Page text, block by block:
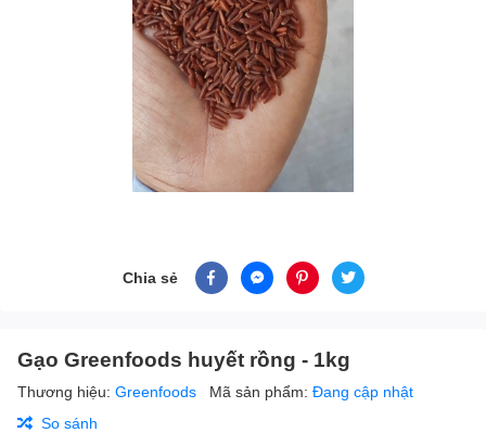
Chia sẻ
Gạo Greenfoods huyết rồng - 1kg
Thương hiệu: Greenfoods Mã sản phẩm: Đang cập nhật
So sánh